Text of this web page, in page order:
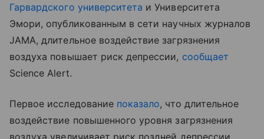
Гарвардского университета и Университета
Эмори, опубликованным в сети научных журналов
JAMA, длительное воздействие загрязнения
воздуха повышает риск депрессии, сообщает
Science Alert.
Первое исследование показало, что длительное
воздействие повышенного уровня загрязнения
воздуха увеличивает риск поздней депрессии